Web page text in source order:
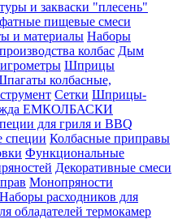
и закваски "плесень"
пищевые смеси
и материалы Наборы
колбас Дым
Шприцы
колбасные,
Сетки Шприцы-
ЕМКОЛБАСКИ
для гриля и BBQ
Колбасные приправы
Функциональные
Декоративные смеси
Монопряности
Наборы расходников для
обладателей термокамер